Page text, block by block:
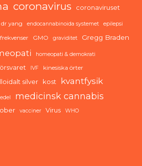
coronavirus coronaviruset
dr yang endocannabinoida systemet epilepsi
frekvenser GMO graviditet Gregg Braden
homeopati & demokrati
IVF kinesiska örter
silver kost kvantfysik
medicinsk cannabis
vacciner Virus WHO